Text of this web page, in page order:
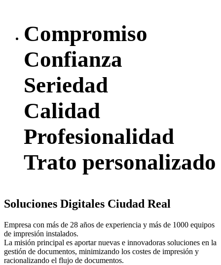
Compromiso
Confianza
Seriedad
Calidad
Profesionalidad
Trato personalizado
Soluciones Digitales Ciudad Real
Empresa con más de 28 años de experiencia y más de 1000 equipos
de impresión instalados.
La misión principal es aportar nuevas e innovadoras soluciones en la
gestión de documentos, minimizando los costes de impresión y
racionalizando el flujo de documentos.